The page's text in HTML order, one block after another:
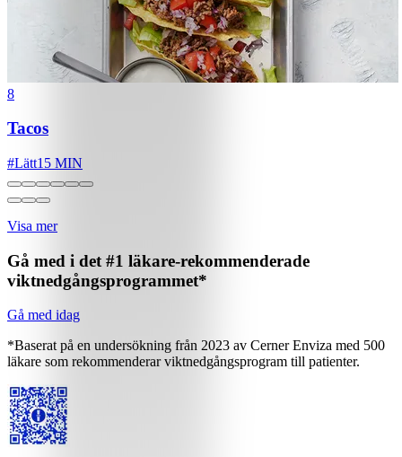
8
Tacos
#Lätt15 MIN
Visa mer
Gå med i det #1 läkare-rekommenderade
viktnedgångsprogrammet*
Gå med idag
*Baserat på en undersökning från 2023 av Cerner Enviza med 500
läkare som rekommenderar viktnedgångsprogram till patienter.